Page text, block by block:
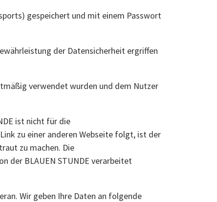
gespeichert und mit einem Passwort
der Datensicherheit ergriffen
verwendet wurden und dem Nutzer
ist nicht für die
zu einer anderen Webseite folgt, ist der
zu machen. Die
der BLAUEN STUNDE verarbeitet
Wir geben Ihre Daten an folgende